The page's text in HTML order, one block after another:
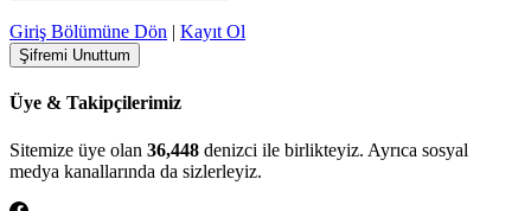
Giriş Bölümüne Dön | Kayıt Ol
Üye & Takipçilerimiz
Sitemize üye olan 36,448 denizci ile birlikteyiz. Ayrıca sosyal
medya kanallarında da sizlerleyiz.